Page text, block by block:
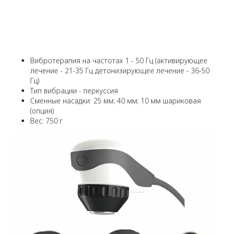
Вибротерапия на частотах 1 - 50 Гц (активирующее
лечение - 21-35 Гц детонизирующее лечение - 36-50
Гц)
Тип вибрации - перкуссия
Сменные насадки: 25 мм; 40 мм; 10 мм шариковая
(опция)
Вес: 750 г